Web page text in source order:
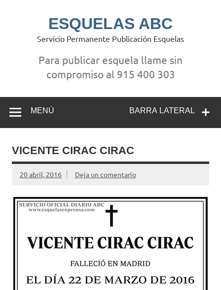
ESQUELAS ABC
Servicio Permanente Publicación Esquelas
Para publicar esquela llame sin
compromiso al 915 400 303
BARRA LATERAL
MENÚ
VICENTE CIRAC CIRAC
20 abril, 2016 Deja un comentario